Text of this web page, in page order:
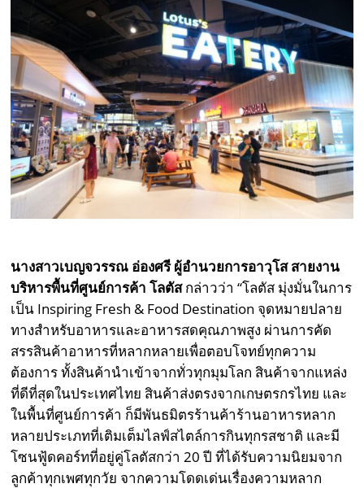
นางสาวเบญจวรรณ อ่องศรี ผู้อำนวยการอาวุโส สายงาน
บริหารพื้นที่ศูนย์การค้า โลตัสกล่าวว่า “โลตัส มุ่งมั่นในการ
เป็น Inspiring Fresh & Food Destination จุดหมายปลาย
ทางสำหรับอาหารและอาหารสดคุณภาพสูง ผ่านการคัด
สรรสินค้าอาหารที่หลากหลายเพื่อตอบโจทย์ทุกความ
ต้องการ ทั้งสินค้านำเข้าจากทั่วทุกมุมโลก สินค้าจากแหล่ง
ที่ดีที่สุดในประเทศไทย สินค้าส่งตรงจากเกษตรกรไทย และ
ในพื้นที่ศูนย์การค้า ก็มีพันธมิตรร้านค้าร้านอาหารหลาก
หลายประเภทที่เติมเต็มไลฟ์สไตล์การกินทุกรสชาติ และมี
โซนฟู้ดคอร์ทที่อยู่คู่โลตัสกว่า 20 ปี ที่ได้รับความนิยมจาก
ลูกค้าทุกเพศทุกวัย จากความโดดเด่นเรื่องความหลาก